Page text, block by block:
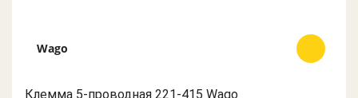
Wago
Клемма 5-проводная 221-415 Wago